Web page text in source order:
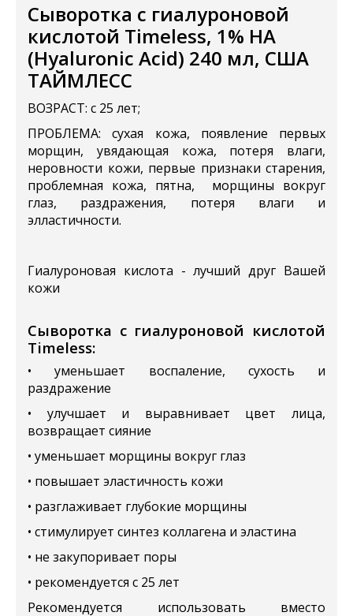
Сыворотка с гиалуроновой
кислотой Timeless, 1% HA
(Hyaluronic Acid) 240 мл, США
ТАЙМЛЕСС
ВОЗРАСТ: с 25 лет;
ПРОБЛЕМА: сухая кожа, появление первых
морщин, увядающая кожа, потеря влаги,
неровности кожи, первые признаки старения,
проблемная кожа, пятна, морщины вокруг
глаз, раздражения, потеря влаги и
элластичности.
Гиалуроновая кислота - лучший друг Вашей
кожи
Сыворотка с гиалуроновой кислотой
Timeless:
• уменьшает воспаление, сухость и
раздражение
• улучшает и выравнивает цвет лица,
возвращает сияние
• уменьшает морщины вокруг глаз
• повышает эластичность кожи
• разглаживает глубокие морщины
• стимулирует синтез коллагена и эластина
• не закупоривает поры
• рекомендуется с 25 лет
Рекомендуется использовать вместо